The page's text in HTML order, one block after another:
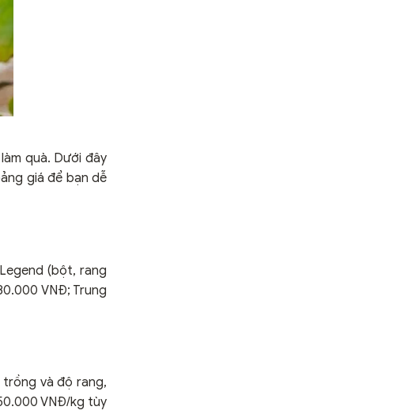
quà. Dưới đây
giá để bạn dễ
(bột, rang
VNĐ; Trung
và độ rang,
VNĐ/kg tùy